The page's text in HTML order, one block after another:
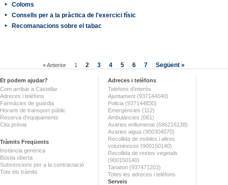
Coloms
Consells per a la pràctica de l'exercici físic
Recomanacions sobre el tabac
« Anterior 1 2 3 4 5 6 7 Següent »
Et podem ajudar?
Com arribar a Castellar
Adreces i telèfons
Farmàcies de guàrdia
Horaris de transport públic
Reserva d'equipaments
Cita prèvia
Tràmits Freqüents
Instància genèrica
Bústia oberta
Subvencions per a la contractació
Tots els tràmits
Adreces i telèfons
Telèfons d'interès
Ajuntament (937144040)
Policia (937144830)
Emergències (112)
Ambulàncies (061)
Avaries enllumenat (686216138)
Avaries aigua (900304070)
Recollida de mobles i altres
voluminosos (900150140)
Recollida de restes vegetals
(900150140)
Tanatori (937471203)
Totes les adreces i telèfons
Serveis